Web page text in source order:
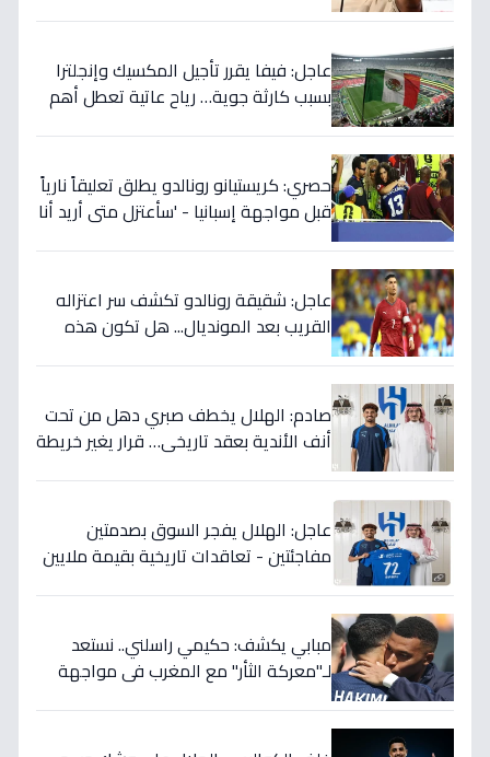
عاجل: فيفا يقرر تأجيل المكسيك وإنجلترا
بسبب كارثة جوية… رياح عاتية تعطل أهم
حصري: كريستيانو رونالدو يطلق تعليقاً نارياً
قبل مواجهة إسبانيا - 'سأعتزل متى أريد أنا
عاجل: شقيقة رونالدو تكشف سر اعتزاله
القريب بعد المونديال... هل تكون هذه
صادم: الهلال يخطف صبري دهل من تحت
أنف الأندية بعقد تاريخي… قرار يغير خريطة
عاجل: الهلال يفجر السوق بصدمتين
مفاجئتين - تعاقدات تاريخية بقيمة ملايين
مبابي يكشف: حكيمي راسلني.. نستعد
لـ"معركة الثأر" مع المغرب في مواجهة